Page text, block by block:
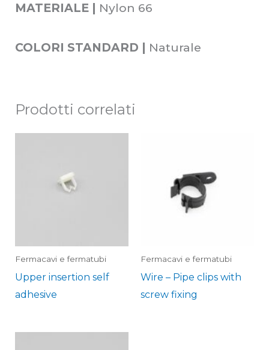
MATERIALE | Nylon 66
COLORI STANDARD | Naturale
Prodotti correlati
Fermacavi e fermatubi
Upper insertion self
adhesive
Fermacavi e fermatubi
Wire – Pipe clips with
screw fixing